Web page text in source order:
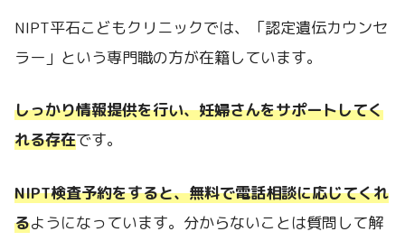
NIPT平石こどもクリニックでは、「認定遺伝カウンセ
ラー」という専門職の方が在籍しています。
しっかり情報提供を行い、妊婦さんをサポートしてく
れる存在です。
NIPT検査予約をすると、無料で電話相談に応じてくれ
るようになっています。分からないことは質問して解